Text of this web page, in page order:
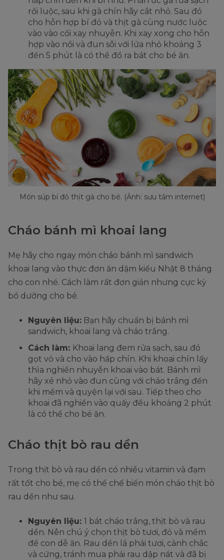
rồi luộc, sau khi gà chín hãy cắt nhỏ. Sau đó
cho hỗn hợp bí đỏ và thịt gà cùng nước luộc
vào vào cối xay nhuyễn. Khi xay xong cho hỗn
hợp vào nồi và đun sôi với lửa nhỏ khoảng 3
đến 5 phút là có thể đổ ra bát cho bé ăn.
Món súp bí đỏ thịt gà cho bé. (Ảnh: sưu tầm internet)
Cháo bánh mì khoai lang
Mẹ hãy cho ngay món cháo bánh mì sandwich
khoai lang vào thực đơn ăn dặm kiểu Nhật 8 tháng
cho con nhé. Cách làm rất đơn giản nhưng cực kỳ
bổ dưỡng cho bé.
Nguyên liệu: Bạn hãy chuẩn bị bánh mì
sandwich, khoai lang và cháo trắng.
Cách làm: Khoai lang đem rửa sạch, sau đó
gọt vỏ và cho vào hấp chín. Khi khoai chín lấy
thìa nghiền nhuyễn khoai vào bát. Bánh mì
hãy xé nhỏ vào đun cùng với cháo trắng đến
khi mềm và quyện lại với sau. Tiếp theo cho
khoai đã nghiền vào quấy đều khoảng 2 phút
là có thể cho bé ăn.
Cháo thịt bò rau dền
Trong thịt bò và rau dền có nhiều vitamin và đạm
rất tốt cho bé, mẹ có thể chế biến món cháo thịt bò
rau dền như sau.
Nguyên liệu: 1 bát cháo trắng, thịt bò và rau
dền. Nên chú ý chọn thịt bò tươi, đỏ và mềm
để con dễ ăn. Rau dền lá phải tươi, cành chắc
và cứng, tránh mua phải rau dập nát và đã bị